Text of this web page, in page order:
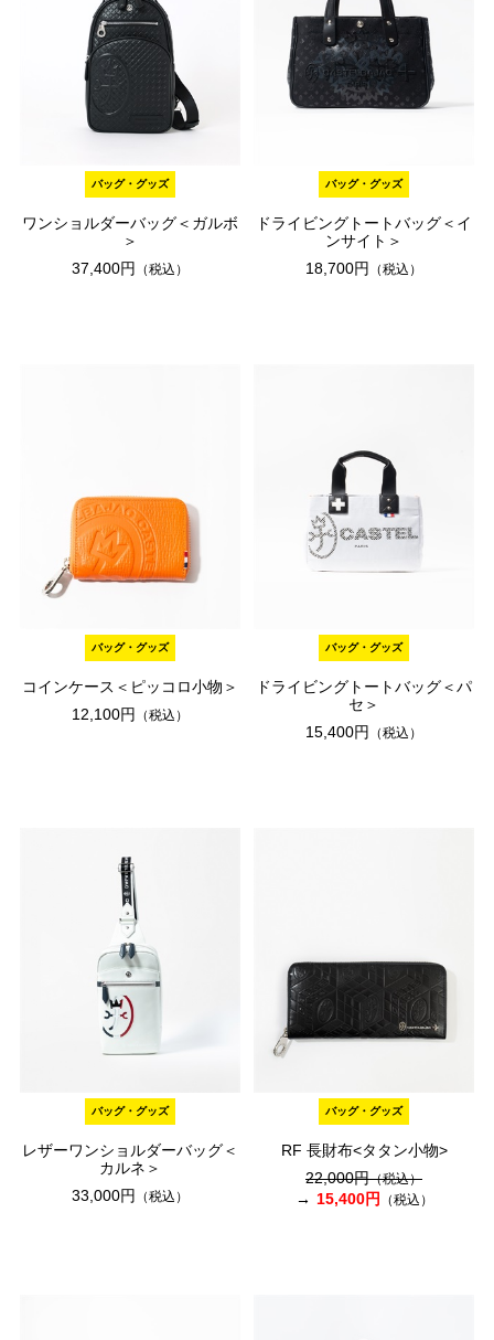
バッグ・グッズ
ワンショルダーバッグ＜ガルボ
＞
37,400円 （税込）
バッグ・グッズ
ドライビングトートバッグ＜イ
ンサイト＞
18,700円 （税込）
バッグ・グッズ
コインケース＜ピッコロ小物＞
12,100円
（税込）
バッグ・グッズ
ドライビングトートバッグ＜パ
セ＞
15,400円
（税込）
バッグ・グッズ
レザーワンショルダーバッグ＜
カルネ＞
33,000円
（税込）
バッグ・グッズ
RF 長財布<タタン小物>
22,000円（税込）
15,400円 （税込）